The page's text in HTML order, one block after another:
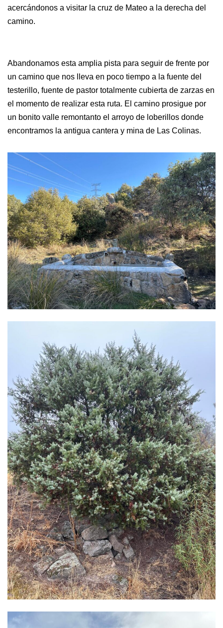
acercándonos a visitar la cruz de Mateo a la derecha del
camino.
Abandonamos esta amplia pista para seguir de frente por
un camino que nos lleva en poco tiempo a la fuente del
testerillo, fuente de pastor totalmente cubierta de zarzas en
el momento de realizar esta ruta. El camino prosigue por
un bonito valle remontanto el arroyo de loberillos donde
encontramos la antigua cantera y mina de Las Colinas.